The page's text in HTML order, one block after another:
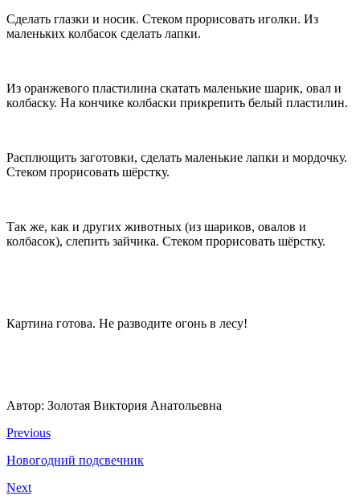
Сделать глазки и носик. Стеком прорисовать иголки. Из
маленьких колбасок сделать лапки.
Из оранжевого пластилина скатать маленькие шарик, овал и
колбаску. На кончике колбаски прикрепить белый пластилин.
Расплющить заготовки, сделать маленькие лапки и мордочку.
Стеком прорисовать шёрстку.
Так же, как и других животных (из шариков, овалов и
колбасок), слепить зайчика. Стеком прорисовать шёрстку.
Картина готова. Не разводите огонь в лесу!
Автор: Золотая Виктория Анатольевна
Previous
Новогодний подсвечник
Next